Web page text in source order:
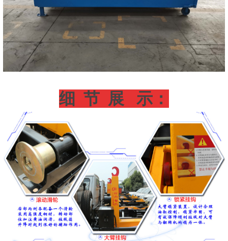
细 节 展 示：